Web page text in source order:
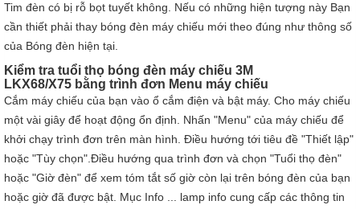
Tim đèn có bị rỗ bọt tuyết không. Nếu có những hiện tượng này Bạn
cần thiết phải thay bóng đèn máy chiếu mới theo đúng như thông số
của Bóng đèn hiện tại.
Kiểm tra tuổi thọ bóng đèn máy chiếu 3M
LKX68/X75 bằng trình đơn Menu máy chiếu
Cắm máy chiếu của bạn vào ổ cắm điện và bật máy. Cho máy chiếu
một vài giây để hoạt động ổn định. Nhấn "Menu" của máy chiếu để
khởi chạy trình đơn trên màn hình. Điều hướng tới tiêu đề "Thiết lập"
hoặc "Tùy chọn".Điều hướng qua trình đơn và chọn "Tuổi thọ đèn"
hoặc "Giờ đèn" để xem tóm tắt số giờ còn lại trên bóng đèn của bạn
hoặc giờ đã được bật. Mục Info ... lamp info cung cấp các thông tin